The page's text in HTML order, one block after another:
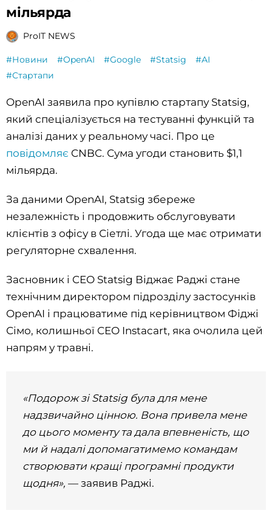
мільярда
ProIT NEWS
#Новини #OpenAI #Google #Statsig
#AI
#Стартапи
OpenAI заявила про купівлю стартапу Statsig,
який спеціалізується на тестуванні функцій та
аналізі даних у реальному часі. Про це
повідомляє CNBC. Сума угоди становить $1,1
мільярда.
За даними OpenAI, Statsig збереже
незалежність і продовжить обслуговувати
клієнтів з офісу в Сіетлі. Угода ще має отримати
регуляторне схвалення.
Засновник і CEO Statsig Віджає Раджі стане
технічним директором підрозділу застосунків
OpenAI і працюватиме під керівництвом Фіджі
Сімо, колишньої CEO Instacart, яка очолила цей
напрям у травні.
«Подорож зі Statsig була для мене
надзвичайно цінною. Вона привела мене
до цього моменту та дала впевненість, що
ми й надалі допомагатимемо командам
створювати кращі програмні продукти
щодня», — заявив Раджі.